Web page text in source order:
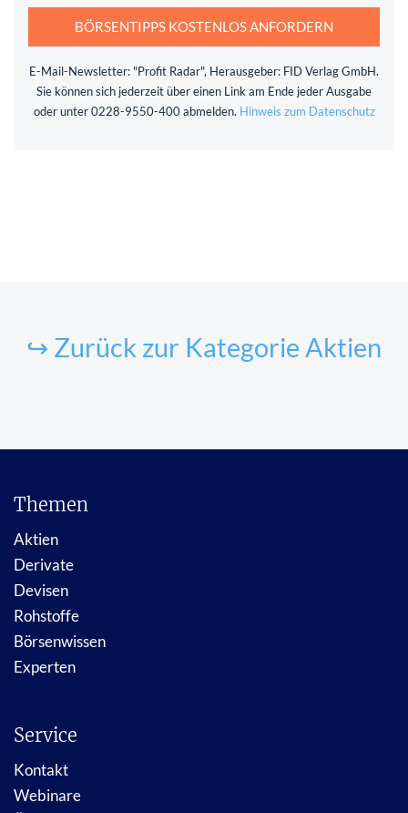
BÖRSENTIPPS KOSTENLOS ANFORDERN
E-Mail-Newsletter: "Profit Radar", Herausgeber: FID Verlag GmbH.
Sie können sich jederzeit über einen Link am Ende jeder Ausgabe
oder unter 0228-9550-400 abmelden. Hinweis zum Datenschutz
↪ Zurück zur Kategorie Aktien
Themen
Aktien
Derivate
Devisen
Rohstoffe
Börsenwissen
Experten
Service
Kontakt
Webinare